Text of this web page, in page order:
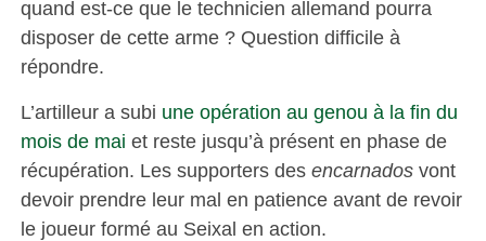
quand est-ce que le technicien allemand pourra
disposer de cette arme ? Question difficile à
répondre.
L’artilleur a subi une opération au genou à la fin du
mois de mai et reste jusqu’à présent en phase de
récupération. Les supporters des encarnadosvont
devoir prendre leur mal en patience avant de revoir
le joueur formé au Seixal en action.